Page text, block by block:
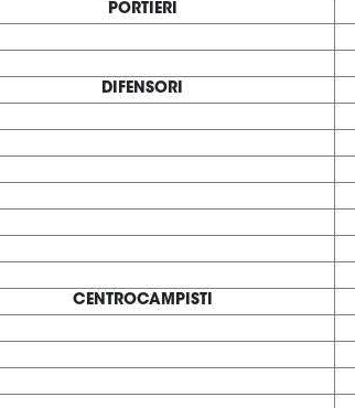
PORTIERI
DIFENSORI
CENTROCAMPISTI